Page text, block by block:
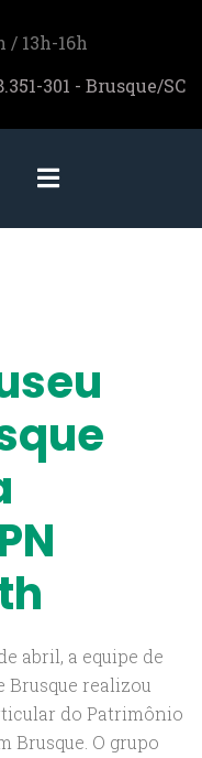
/ 13h-16h
301 - Brusque/SC
abril, a equipe de
Brusque realizou
do Patrimônio
Brusque. O grupo